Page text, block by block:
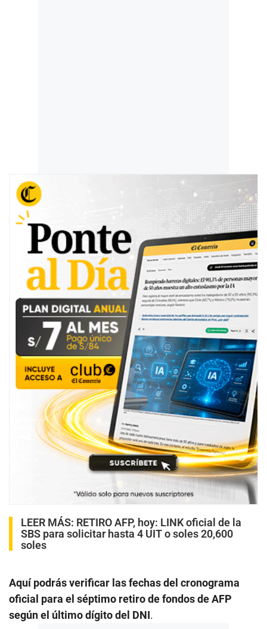
LEER MÁS: RETIRO AFP, hoy: LINK oficial de la
SBS para solicitar hasta 4 UIT o soles 20,600
soles
Aquí podrás verificar las fechas del cronograma
oficial para el séptimo retiro de fondos de AFP
según el último dígito del DNI.